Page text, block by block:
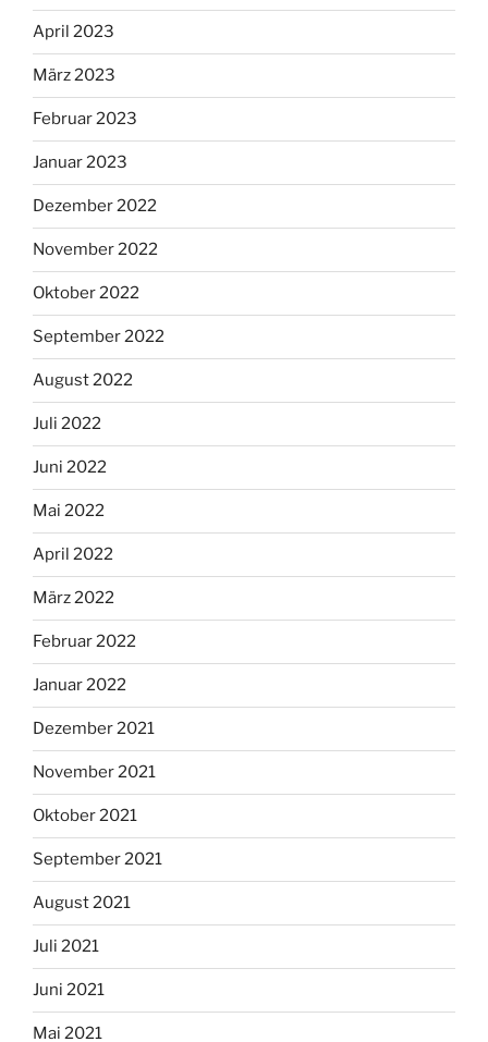
April 2023
März 2023
Februar 2023
Januar 2023
Dezember 2022
November 2022
Oktober 2022
September 2022
August 2022
Juli 2022
Juni 2022
Mai 2022
April 2022
März 2022
Februar 2022
Januar 2022
Dezember 2021
November 2021
Oktober 2021
September 2021
August 2021
Juli 2021
Juni 2021
Mai 2021